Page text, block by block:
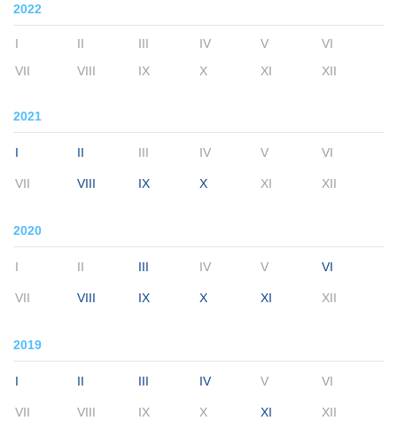
2022
I II III IV V
VI
VII
VIII IX X XI XII
2021
I II III IV V VI
VII VIII IX X XI XII
2020
I II III IV V VI
VII VIII IX X XI XII
2019
I II III IV V VI
VII VIII IX X XI XII